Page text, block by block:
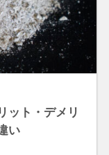
ット・デメリ
い